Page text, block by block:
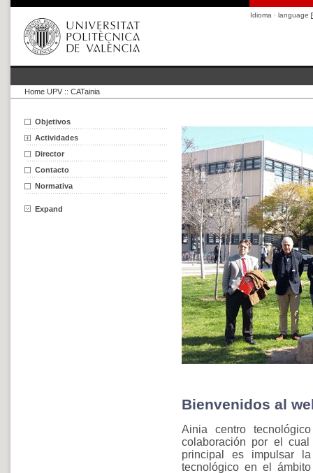
Idioma · language
Home UPV :: CATainia
Objetivos
Actividades
Director
Contacto
Normativa
Expand
Bienvenidos al
Ainia centro
colaboración por el
principal es impulsar
tecnológico en el